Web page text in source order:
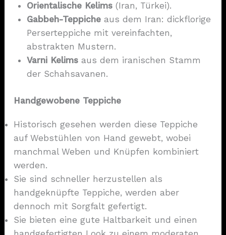
Orientalische Kelims(Iran, Türkei).
Gabbeh-Teppicheaus dem Iran: dickflorige
Perserteppiche mit vereinfachten,
abstrakten Mustern.
Varni Kelimsaus dem iranischen Stamm
der Schahsavanen.
Handgewobene Teppiche
Historisch gesehen werden diese Teppiche
auf Webstühlen von Hand gewebt, wobei
manchmal Weben und Knüpfen kombiniert
werden.
Sie sind schneller herzustellen als
handgeknüpfte Teppiche, werden aber
dennoch mit Sorgfalt gefertigt.
Sie bieten eine gute Haltbarkeit und einen